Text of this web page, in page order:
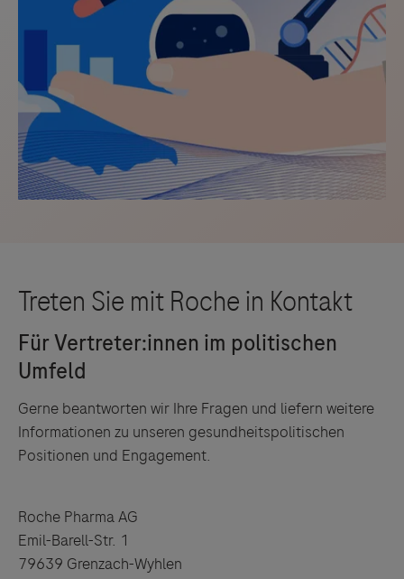
Gerne beantworten wir Ihre Fragen und liefern weitere
Informationen zu unseren gesundheitspolitischen
Positionen und Engagement.
Roche Pharma AG
Emil-Barell-Str. 1
79639 Grenzach-Wyhlen